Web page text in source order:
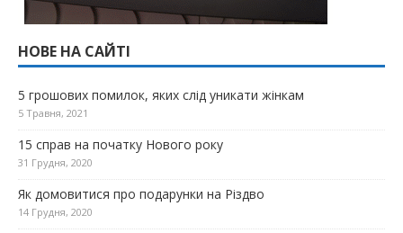
НОВЕ НА САЙТІ
5 грошових помилок, яких слід уникати жінкам
5 Травня, 2021
15 справ на початку Нового року
31 Грудня, 2020
Як домовитися про подарунки на Різдво
14 Грудня, 2020